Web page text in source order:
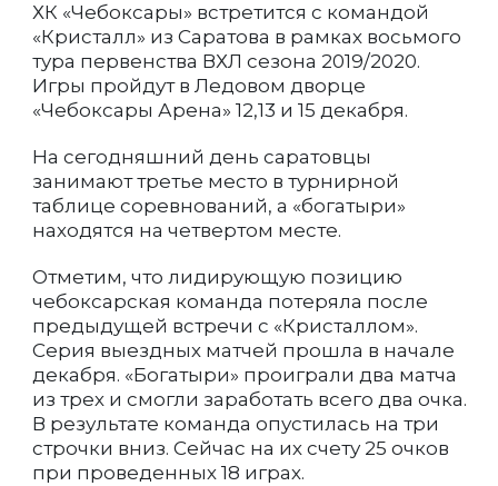
ХК «Чебоксары» встретится с командой
«Кристалл» из Саратова в рамках восьмого
тура первенства ВХЛ сезона 2019/2020.
Игры пройдут в Ледовом дворце
«Чебоксары Арена» 12,13 и 15 декабря.
На сегодняшний день саратовцы
занимают третье место в турнирной
таблице соревнований, а «богатыри»
находятся на четвертом месте.
Отметим, что лидирующую позицию
чебоксарская команда потеряла после
предыдущей встречи с «Кристаллом».
Серия выездных матчей прошла в начале
декабря. «Богатыри» проиграли два матча
из трех и смогли заработать всего два очка.
В результате команда опустилась на три
строчки вниз. Сейчас на их счету 25 очков
при проведенных 18 играх.